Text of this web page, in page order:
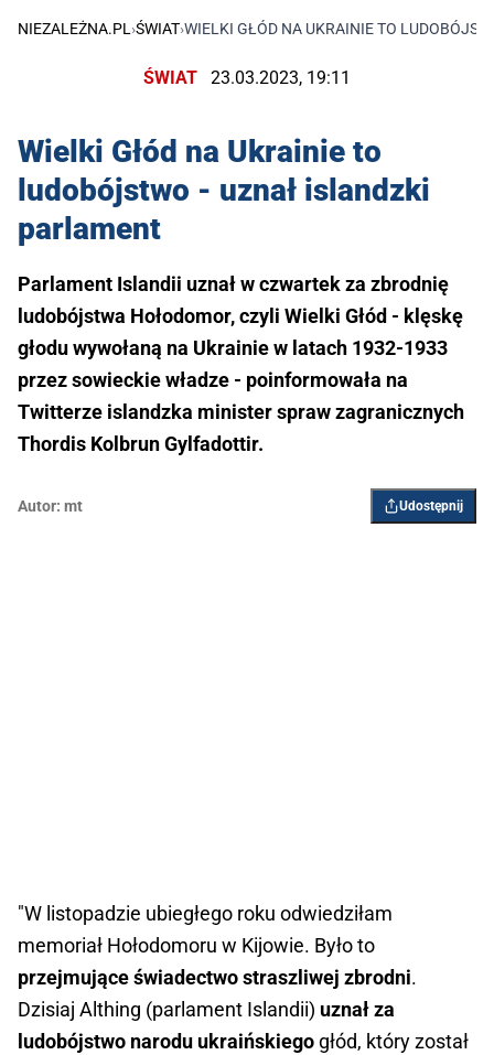
NIEZALEŻNA.PL ›ŚWIAT›WIELKI GŁÓD NA UKRAINIE TO
ŚWIAT 23.03.2023, 19:11
Wielki Głód na Ukrainie to
ludobójstwo - uznał islandzki
parlament
Parlament Islandii uznał w czwartek za zbrodnię
ludobójstwa Hołodomor, czyli Wielki Głód - klęskę
głodu wywołaną na Ukrainie w latach 1932-1933
przez sowieckie władze - poinformowała na
Twitterze islandzka minister spraw zagranicznych
Thordis Kolbrun Gylfadottir.
Autor: mt Udostępnij
"W listopadzie ubiegłego roku odwiedziłam
memoriał Hołodomoru w Kijowie. Było to
przejmujące świadectwo straszliwej zbrodni.
Dzisiaj Althing (parlament Islandii) uznał za
ludobójstwo narodu ukraińskiego głód, który został